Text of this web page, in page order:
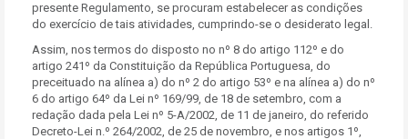
presente Regulamento, se procuram estabelecer as condições
do exercício de tais atividades, cumprindo-se o desiderato legal.
Assim, nos termos do disposto no nº 8 do artigo 112º e do
artigo 241º da Constituição da República Portuguesa, do
preceituado na alínea a) do nº 2 do artigo 53º e na alínea a) do nº
6 do artigo 64º da Lei nº 169/99, de 18 de setembro, com a
redação dada pela Lei nº 5-A/2002, de 11 de janeiro, do referido
Decreto-Lei n.º 264/2002, de 25 de novembro, e nos artigos 1º,